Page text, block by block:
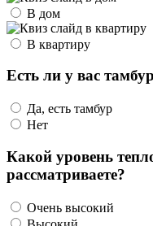
В дом
В квартиру
Есть ли у вас
Да, есть тамбур
Нет
Какой уровень
рассматриваете?
Очень высокий